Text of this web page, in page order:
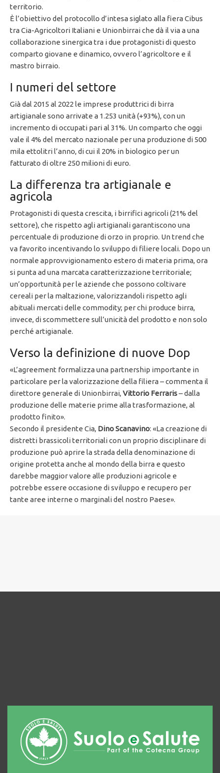
territorio.
È l’obiettivo del protocollo d’intesa siglato alla fiera Cibus
tra Cia-Agricoltori Italiani e Unionbirrai che dà il via a una
collaborazione sinergica tra i due protagonisti di questo
comparto giovane e dinamico, ovvero l’agricoltore e il
mastro birraio.
I numeri del settore
Già dal 2015 al 2022 le imprese produttrici di birra
artigianale sono arrivate a 1.253 unità (+93%), con un
incremento di occupati pari al 31%. Un comparto che oggi
vale il 4% del mercato nazionale per una produzione di 500
mila ettolitri l’anno, di cui il 20% in biologico per un
fatturato di oltre 250 milioni di euro.
La differenza tra artigianale e
agricola
Protagonisti di questa crescita, i birrifici agricoli (21% del
settore), che rispetto agli artigianali garantiscono una
percentuale di produzione di orzo in proprio. Un trend che
va favorito incentivando lo sviluppo di filiere locali. Dopo un
normale approvvigionamento estero di materia prima, ora
si punta ad una marcata caratterizzazione territoriale;
un’opportunità per le aziende che possono coltivare
cereali per la maltazione, valorizzandoli rispetto agli
abituali mercati delle commodity; per chi produce birra,
invece, di scommettere sull’unicità del prodotto e non solo
perché artigianale.
Verso la definizione di nuove Dop
«L’agreement formalizza una partnership importante in
particolare per la valorizzazione della filiera – commenta il
direttore generale di Unionbirrai,Vittorio Ferraris– dalla
produzione delle materie prime alla trasformazione, al
prodotto finito».
Secondo il presidente Cia, Dino Scanavino: «La creazione di
distretti brassicoli territoriali con un proprio disciplinare di
produzione può aprire la strada della denominazione di
origine protetta anche al mondo della birra e questo
darebbe maggior valore alle produzioni agricole e
potrebbe essere occasione di sviluppo e recupero per
tante aree interne o marginali del nostro Paese».